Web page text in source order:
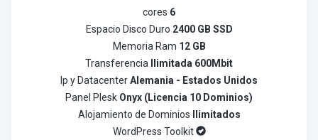
cores 6
Espacio Disco Duro 2400 GB SSD
Memoria Ram 12 GB
Transferencia
Ilimitada 600Mbit
Ip y DatacenterAlemania - Estados Unidos
Panel Plesk Onyx (Licencia 10 Dominios)
Alojamiento de Dominios Ilimitados
WordPress Toolkit